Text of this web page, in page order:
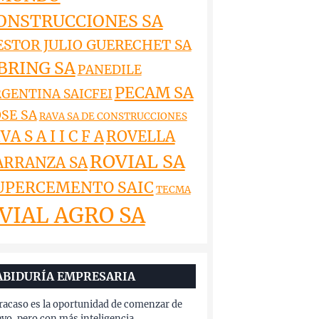
SA
JULIO GUERECHET SA
SAPANEDILE
SAICFEI PECAM SA
SARAVA SA DE CONSTRUCCIONES
S A I I C F AROVELLA
SAROVIAL SA
SAIC TECMA
AGRO SA
EMPRESARIA
es la oportunidad de comenzar de